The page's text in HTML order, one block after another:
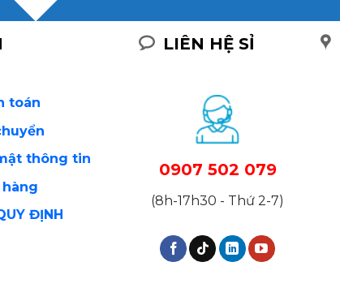
toán
thông tin
ĐỊNH
LIÊN HỆ SỈ
0907 502 079
(8h-17h30 - Thứ 2-7)